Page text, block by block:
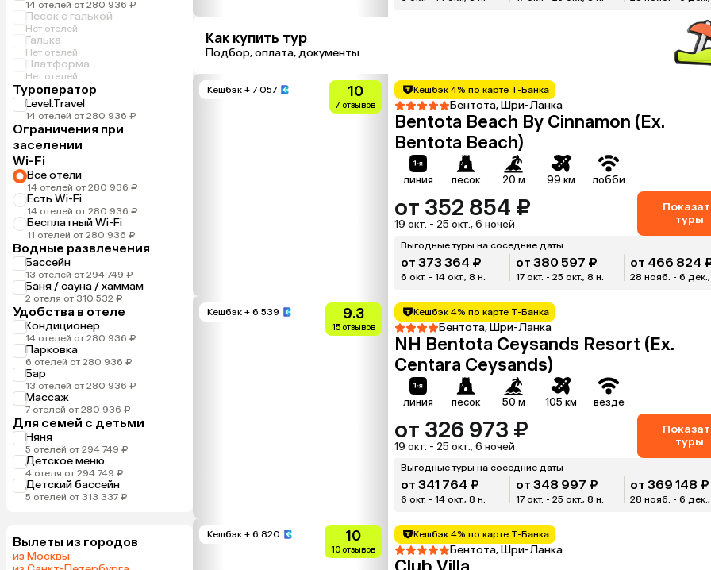
14 отелей от 280 936 ₽
Песок с галькой
Нет отелей
Галька
Нет отелей
Платформа
Нет отелей
Туроператор
Level.Travel
14 отелей от 280 936 ₽
Ограничения при
заселении
Wi-Fi
Все отели
14 отелей от 280 936 ₽
Есть Wi-Fi
14 отелей от 280 936 ₽
Бесплатный Wi-Fi
11 отелей от 280 936 ₽
Водные развлечения
Бассейн
13 отелей от 294 749 ₽
Баня / сауна / хаммам
2 отеля от 310 532 ₽
Удобства в отеле
Кондиционер
14 отелей от 280 936 ₽
Парковка
6 отелей от 280 936 ₽
Бар
13 отелей от 280 936 ₽
Массаж
7 отелей от 280 936 ₽
Для семей с детьми
Няня
5 отелей от 294 749 ₽
Детское меню
4 отеля от 294 749 ₽
Детский бассейн
5 отелей от 313 337 ₽
Вылеты из городов
из Москвы
Как купить тур
Подбор, оплата, документы
Кешбэк + 7 057 10
7 отзывов
Кешбэк 4% по карте Т-Банка
Бентота, Шри-Ланка
Bentota Beach By Cinnamon (Ex.
Bentota Beach)
линия песок 20 м 99 км лобби
от 352 854 ₽
19 окт. - 25 окт., 6 ночей
туры
Выгодные туры на соседние даты
от 373 364 ₽
6 окт. - 14 окт., 8 н.
от 380 597 ₽
17 окт. - 25 окт., 8 н.
от 466 824
28 нояб. - 6 дек.,
Кешбэк + 6 539 9.3
15 отзывов
Кешбэк 4% по карте Т-Банка
Бентота, Шри-Ланка
NH Bentota Ceysands Resort (Ex.
Centara Ceysands)
линия песок 50 м 105 км везде
от 326 973 ₽
19 окт. - 25 окт., 6 ночей
туры
Выгодные туры на соседние даты
от 341 764 ₽
6 окт. - 14 окт., 8 н.
от 348 997 ₽
17 окт. - 25 окт., 8 н.
от 369 148 ₽
28 нояб. - 6 дек.,
Кешбэк + 6 820 10
10 отзывов
Кешбэк 4% по карте Т-Банка
Бентота, Шри-Ланка